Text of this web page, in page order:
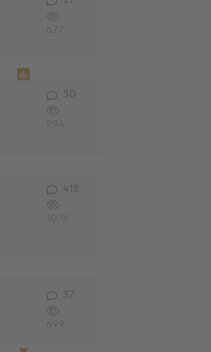
30
30 Antworten
418
418 Antworten
37
37 Antworten